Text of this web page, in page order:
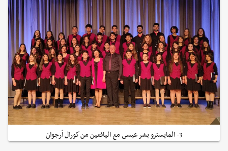
3- المايسترو بشر عيسى مع اليافعين من كورال أرجوان